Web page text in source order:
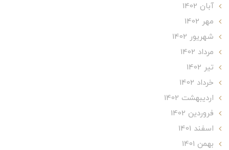
آبان 1402
مهر 1402
شهریور 1402
مرداد 1402
تير 1402
خرداد 1402
ارديبهشت 1402
فروردین 1402
اسفند 1401
بهمن 1401